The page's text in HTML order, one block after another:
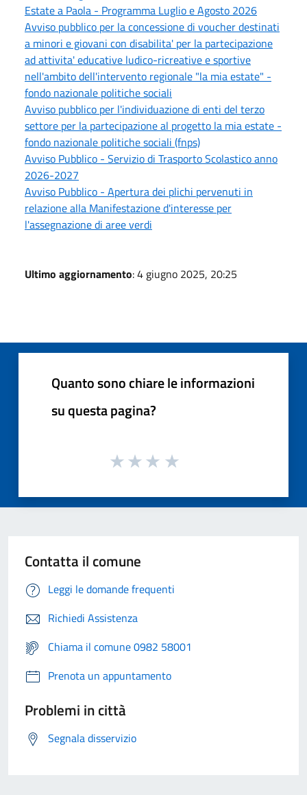
Estate a Paola - Programma Luglio e Agosto 2026
Avviso pubblico per la concessione di voucher destinati
a minori e giovani con disabilita' per la partecipazione
ad attivita' educative ludico-ricreative e sportive
nell'ambito dell'intervento regionale "la mia estate" -
fondo nazionale politiche sociali
Avviso pubblico per l'individuazione di enti del terzo
settore per la partecipazione al progetto la mia estate -
fondo nazionale politiche sociali (fnps)
Avviso Pubblico - Servizio di Trasporto Scolastico anno
2026-2027
Avviso Pubblico - Apertura dei plichi pervenuti in
relazione alla Manifestazione d'interesse per
l'assegnazione di aree verdi
Ultimo aggiornamento: 4 giugno 2025, 20:25
Quanto sono chiare le informazioni
su questa pagina?
Contatta il comune
Leggi le domande frequenti
Richiedi Assistenza
Chiama il comune 0982 58001
Prenota un appuntamento
Problemi in città
Segnala disservizio